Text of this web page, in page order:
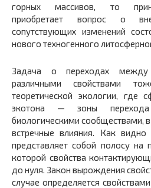
горных массивов, то
приобретает вопрос о
сопутствующих изменений
нового техногенного
Задача о переходах
различными свойствами
теоретической экологии, где
экотона — зоны
биологическими сообществами,
встречные влияния. Как
представляет собой полосу на
которой свойства
до нуля. Закон вырождения
случае определяется